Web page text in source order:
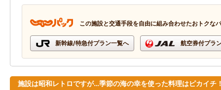
この施設と交通手段を自由に組み合わせたおトクな
新幹線/特急付プラン一覧へ 航空券付プラ
施設は昭和レトロですが…季節の海の幸を使った料理はピカイチ